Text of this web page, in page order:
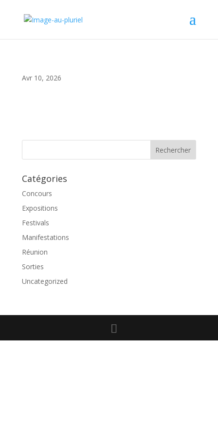
Avr 10, 2026
Catégories
Concours
Expositions
Festivals
Manifestations
Réunion
Sorties
Uncategorized